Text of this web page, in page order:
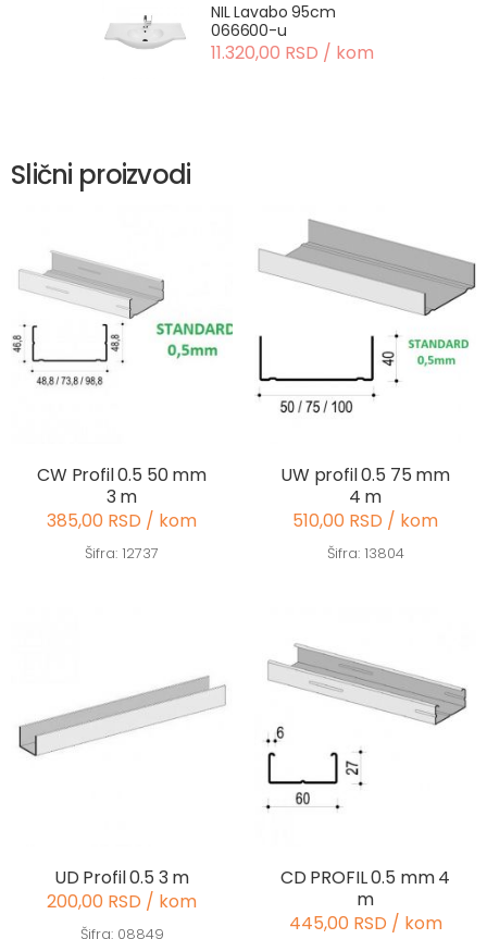
NIL Lavabo 95cm
066600-u
11.320,00 RSD / kom
Slični proizvodi
CW Profil 0.5 50 mm
3 m
385,00 RSD / kom
Šifra: 12737
UW profil 0.5 75 mm
4 m
510,00 RSD / kom
Šifra: 13804
UD Profil 0.5 3 m
200,00 RSD / kom
Šifra: 08849
CD PROFIL 0.5 mm 4
m
445,00 RSD / kom